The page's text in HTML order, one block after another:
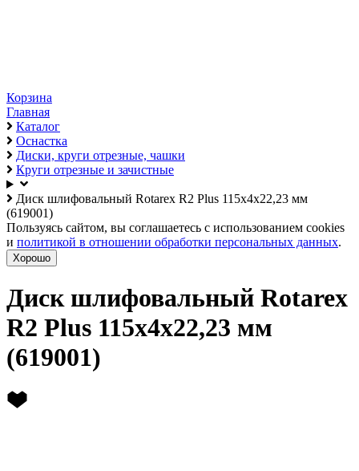
Корзина
Главная
Каталог
Оснастка
Диски, круги отрезные, чашки
Круги отрезные и зачистные
Диск шлифовальный Rotarex R2 Plus 115х4х22,23 мм
(619001)
Пользуясь сайтом, вы соглашаетесь с использованием cookies
и политикой в отношении обработки персональных данных.
Хорошо
Диск шлифовальный Rotarex
R2 Plus 115х4х22,23 мм
(619001)